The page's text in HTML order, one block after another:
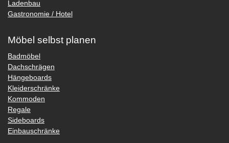
Ladenbau
Gastronomie / Hotel
Möbel selbst planen
Badmöbel
Dachschrägen
Hängeboards
Kleiderschränke
Kommoden
Regale
Sideboards
Einbauschränke